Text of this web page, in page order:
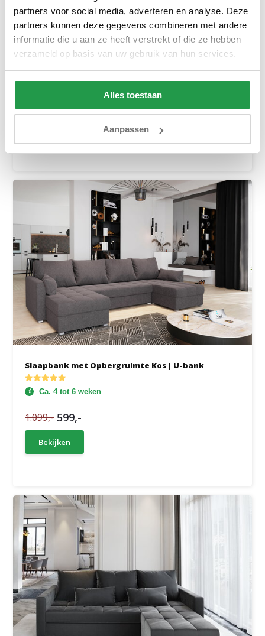
partners voor social media, adverteren en analyse. Deze
partners kunnen deze gegevens combineren met andere
informatie die u aan ze heeft verstrekt of die ze hebben
verzameld op basis van uw gebruik van hun services.
Alles toestaan
Aanpassen
Slaapbank met opbergruimte Sem | L-Hoekb...
Slaapbank met Opbergruimte Kos | U-bank
Ca. 4 tot 6 weken
1.099,- 599,-
Bekijken